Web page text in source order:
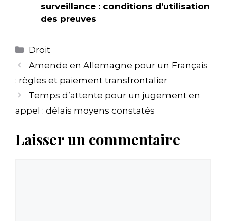
surveillance : conditions d’utilisation
des preuves
Catégories
Droit
Amende en Allemagne pour un Français
: règles et paiement transfrontalier
Temps d’attente pour un jugement en
appel : délais moyens constatés
Laisser un commentaire